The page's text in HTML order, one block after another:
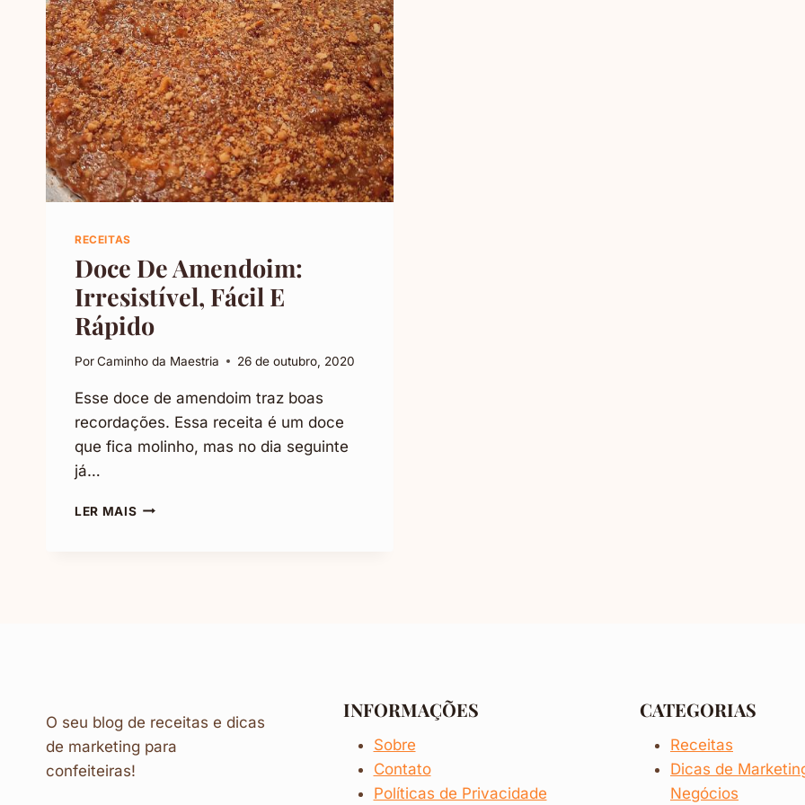
RECEITAS
Doce De Amendoim:
Irresistível, Fácil E
Rápido
PorCaminho da Maestria 26 de outubro, 2020
Esse doce de amendoim traz boas
recordações. Essa receita é um doce
que fica molinho, mas no dia seguinte
já…
LER MAISDOCE
O seu blog de receitas e dicas
de marketing para
confeiteiras!
INFORMAÇÕES
Sobre
Contato
Políticas de Privacidade
CATEGORIAS
Receitas
Dicas de
Negócios